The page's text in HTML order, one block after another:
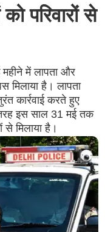
परिवारों से
महीने में लापता और
मिलाया है। लापता
कार्रवाई करते हुए
इस साल 31 मई तक
से मिलाया है।